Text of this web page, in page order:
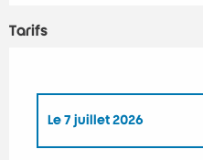
Tarifs
Le 7 juillet 2026